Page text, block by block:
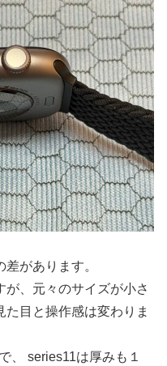
があります。
、元々のサイズが小さ
目と操作感は変わりま
series11は厚みも１